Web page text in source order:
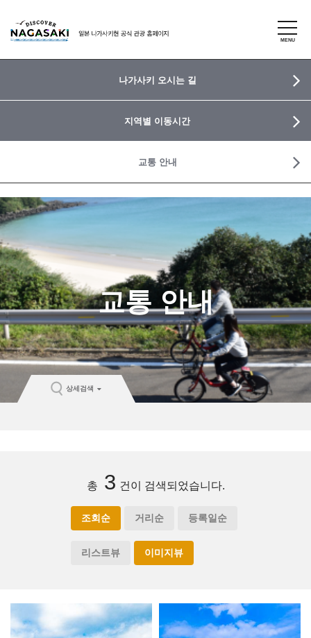
나가사키 오시는 길
지역별 이동시간
교통 안내
교통 안내
상세검색
총 3 건이 검색되었습니다.
조회순 거리순 등록일순
리스트뷰 이미지뷰